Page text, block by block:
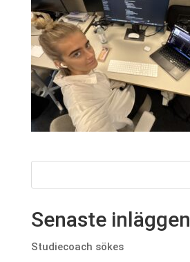
Senaste inläggen
Studiecoach sökes